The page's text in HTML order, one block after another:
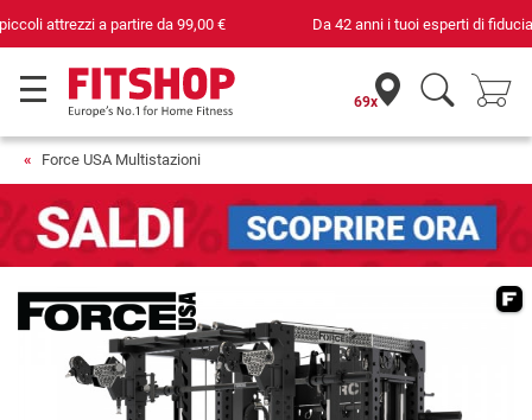
Da 42 anni i tuoi esperti di fiducia per il fitness domestico
69x
Force USA Multistazioni